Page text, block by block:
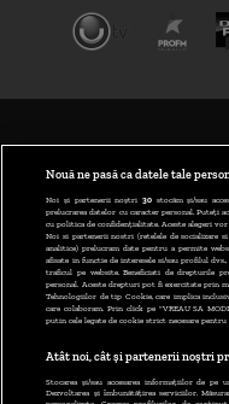
Nouă ne pasă ca datele tale
Noi și partenerii noștri 30stocăm și/sau
prelucrarea datelor cu caracter personal. Puteți
cu politica de confidențialitate. Aceste alegeri
Noi si partenerii nostri (retelele de socializare
analitice) prelucram date pentru a permite
afisate in functie de interesele si/sau profilul
traficul pe website. Beneficiati de drepturile
personal. Aceste drepturi pot fi exercitate prin
Tehnologiilor de tip Cookie, care implica
care colaboram. Prin click pe “VREAU SA
putin cele legate de cookie strict necesare
Atât noi, cât și partenerii noștri
Stocarea și/sau accesarea informațiilor de
Dezvoltarea și îmbunătățirea serviciilor.